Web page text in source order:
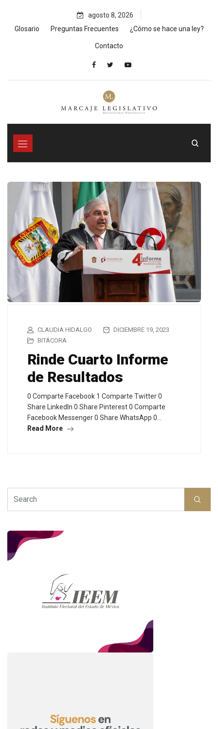
content
agosto 8, 2026
Glosario
Preguntas Frecuentes ¿Cómo se hace una ley?
Contacto
CLAUDIA HIDALGO
DICIEMBRE 19, 2023
BITÁCORA
Rinde Cuarto Informe
de Resultados
0 Comparte Facebook 1 Comparte Twitter 0
Share LinkedIn 0 Share Pinterest 0 Comparte
Facebook Messenger 0 Share WhatsApp 0…
Read More